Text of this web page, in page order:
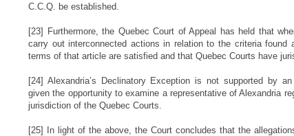
C.C.Q. be established.
[23] Furthermore, the Quebec Court of Appeal has held that
carry out interconnected actions in relation to the criteria found
terms of that article are satisfied and that Quebec Courts have
[24] Alexandria’s Declinatory Exception is not supported by
given the opportunity to examine a representative of Alexandria
jurisdiction of the Quebec Courts.
[25] In light of the above, the Court concludes that the